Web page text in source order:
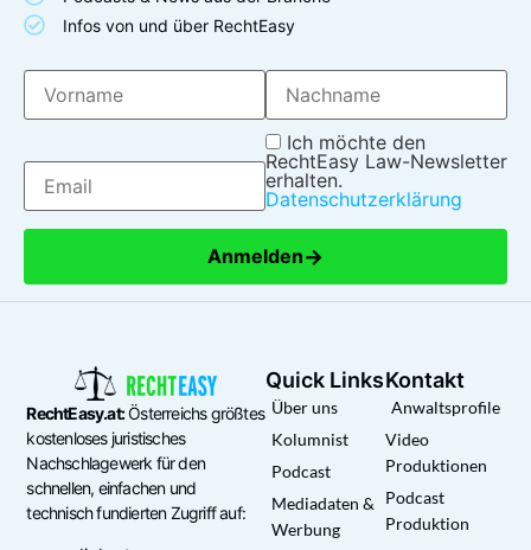
Infos von und über RechtEasy
Ich möchte den
RechtEasy Law-Newsletter
erhalten.
Datenschutzerklärung
Anmelden→
RechtEasy.at:Österreichs größtes
kostenloses juristisches
Nachschlagewerk für den
schnellen, einfachen und
technisch fundierten Zugriff auf:
Quick Links
Über uns
Kolumnist
Podcast
Mediadaten &
Werbung
Kontakt
Anwaltsprofile
Video
Produktionen
Podcast
Produktion